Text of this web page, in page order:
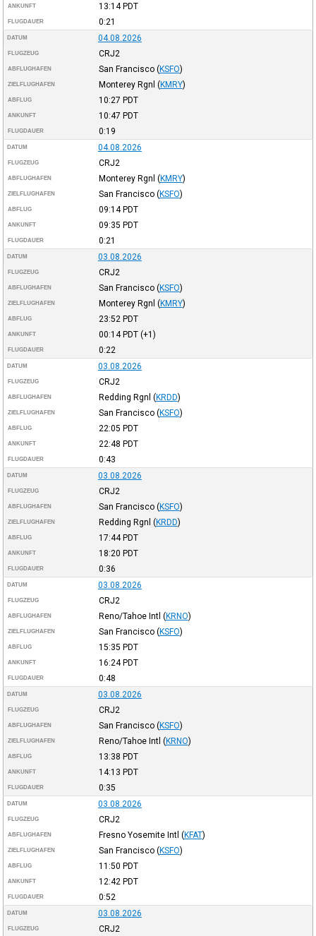
ANKUNFT 13:14PDT
FLUGDAUER 0:21
DATUM 04.08.2026
FLUGZEUG CRJ2
ABFLUGHAFEN San Francisco (KSFO)
ZIELFLUGHAFEN Monterey Rgnl (KMRY)
ABFLUG 10:27 PDT
ANKUNFT 10:47 PDT
FLUGDAUER 0:19
DATUM 04.08.2026
FLUGZEUG CRJ2
ABFLUGHAFEN Monterey Rgnl (KMRY)
ZIELFLUGHAFEN San Francisco (KSFO)
ABFLUG 09:14PDT
ANKUNFT 09:35 PDT
FLUGDAUER 0:21
DATUM 03.08.2026
FLUGZEUG CRJ2
ABFLUGHAFEN San Francisco (KSFO)
ZIELFLUGHAFEN Monterey Rgnl (KMRY)
ABFLUG 23:52 PDT
ANKUNFT 00:14PDT(+1)
FLUGDAUER 0:22
DATUM 03.08.2026
FLUGZEUG CRJ2
ABFLUGHAFEN Redding Rgnl (KRDD)
ZIELFLUGHAFEN San Francisco (KSFO)
ABFLUG 22:05 PDT
ANKUNFT 22:48 PDT
FLUGDAUER 0:43
DATUM 03.08.2026
FLUGZEUG CRJ2
ABFLUGHAFEN San Francisco (KSFO)
ZIELFLUGHAFEN Redding Rgnl (KRDD)
ABFLUG 17:44PDT
ANKUNFT 18:20 PDT
FLUGDAUER 0:36
DATUM 03.08.2026
FLUGZEUG CRJ2
ABFLUGHAFEN Reno/Tahoe Intl (KRNO)
ZIELFLUGHAFEN San Francisco (KSFO)
ABFLUG 15:35 PDT
ANKUNFT 16:24PDT
FLUGDAUER 0:48
DATUM 03.08.2026
FLUGZEUG CRJ2
ABFLUGHAFEN San Francisco (KSFO)
ZIELFLUGHAFEN Reno/Tahoe Intl (KRNO)
ABFLUG 13:38 PDT
ANKUNFT 14:13 PDT
FLUGDAUER 0:35
DATUM 03.08.2026
FLUGZEUG CRJ2
ABFLUGHAFEN Fresno Yosemite Intl (KFAT)
ZIELFLUGHAFEN San Francisco (KSFO)
ABFLUG 11:50 PDT
ANKUNFT 12:42 PDT
FLUGDAUER 0:52
DATUM 03.08.2026
FLUGZEUG CRJ2